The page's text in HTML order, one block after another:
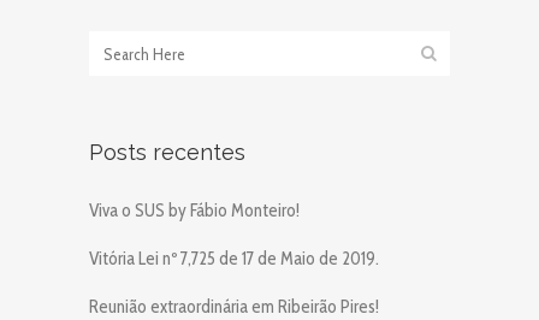
Posts recentes
Viva o SUS by Fábio Monteiro!
Vitória Lei nº 7,725 de 17 de Maio de 2019.
Reunião extraordinária em Ribeirão Pires!